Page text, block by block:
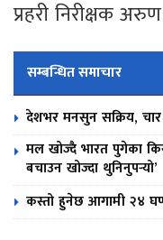
प्रहरी निरीक्षक
सम्बन्धित समाचार
देशभर मनसुन सक्रिय, चार
मल खोज्दै भारत पुगेका
बचाउन खोज्दा थुनिनुपर्‍यो’
कस्तो हुनेछ आगामी २४